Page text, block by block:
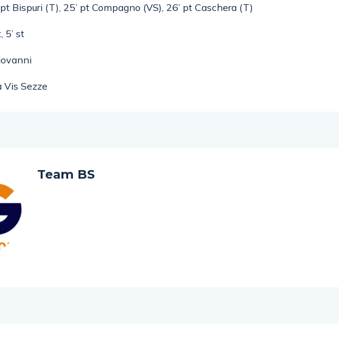
Bispuri (T), 25’ pt Compagno (VS), 26’ pt Caschera (T)
5’ st
Sezze
Team BS